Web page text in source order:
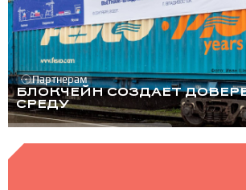
Партнерам
БЛОКЧЕЙН СОЗДАЕТ
СРЕДУ